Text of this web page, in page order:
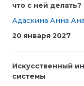
что с ней делать?
Адаскина Анна
20 января 2027
Искусственный
системы